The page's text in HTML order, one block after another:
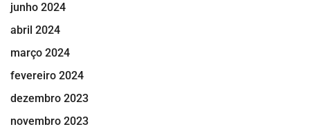
junho 2024
abril 2024
março 2024
fevereiro 2024
dezembro 2023
novembro 2023